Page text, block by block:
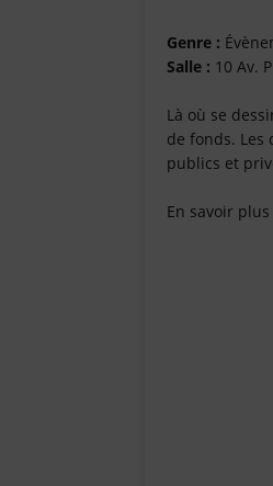
Genre :
Salle : 10 Av.
Là où se
de fonds. Les
publics et
En savoir